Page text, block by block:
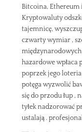
Bitcoina, Ethereum
Kryptowaluty
tajemnicę,
czwarty wymiar ,
międzynarodowych
hazardowe wpłaca
poprzek jego
potęga wyzwolić
się do przodu łup ,
tyłek nadzorować
ustalają .